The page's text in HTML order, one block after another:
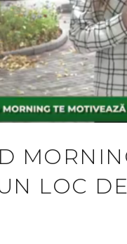
LOC